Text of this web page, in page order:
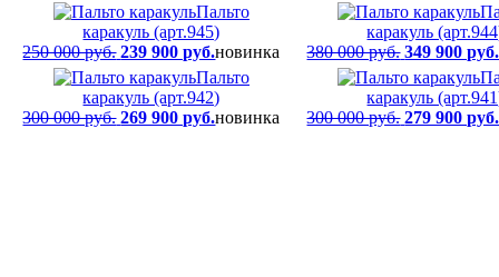
Пальто
каракуль (арт.945)
250 000 руб. 239 900 руб.новинка
каракуль
380 000 руб. 349 900 руб.
Пальто
каракуль (арт.942)
300 000 руб. 269 900 руб.новинка
каракуль
300 000 руб. 279 900 руб.